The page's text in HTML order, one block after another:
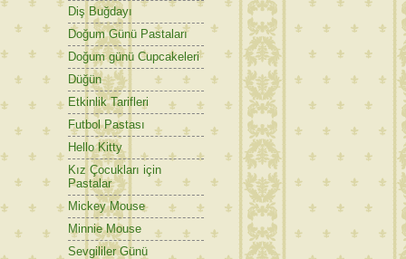
Diş Buğdayı
Doğum Günü Pastaları
Doğum günü Cupcakeleri
Düğün
Etkinlik Tarifleri
Futbol Pastası
Hello Kitty
Kız Çocukları için
Pastalar
Mickey Mouse
Minnie Mouse
Sevgililer Günü